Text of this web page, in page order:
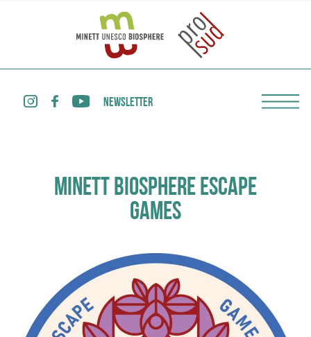
NEWSLETTER
MINETT BIOSPHERE ESCAPE
GAMES